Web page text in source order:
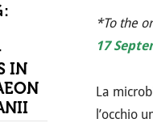
*To the
17
La
l’occhio
IN